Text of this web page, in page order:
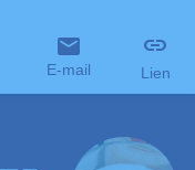
E-mail Lien